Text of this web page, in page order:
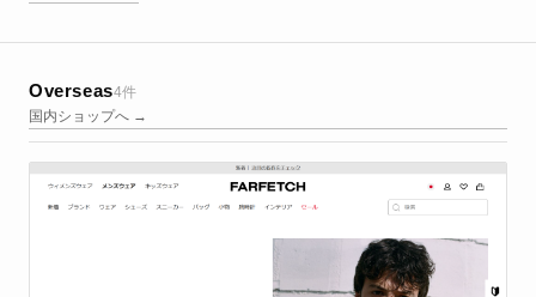
Overseas4件
国内ショップへ →